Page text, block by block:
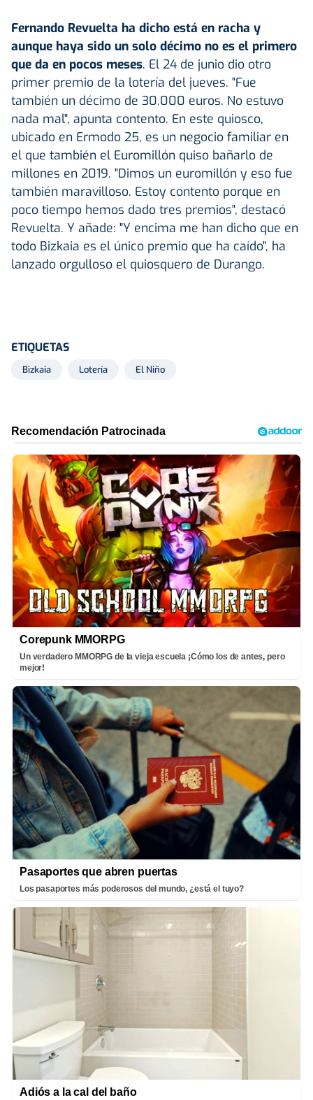
Fernando Revuelta ha dicho está en racha y
aunque haya sido un solo décimo no es el primero
que da en pocos meses. El 24 de junio dio otro
primer premio de la lotería del jueves. "Fue
también un décimo de 30.000 euros. No estuvo
nada mal", apunta contento. En este quiosco,
ubicado en Ermodo 25, es un negocio familiar en
el que también el Euromillón quiso bañarlo de
millones en 2019. "Dimos un euromillón y eso fue
también maravilloso. Estoy contento porque en
poco tiempo hemos dado tres premios", destacó
Revuelta. Y añade: "Y encima me han dicho que en
todo Bizkaia es el único premio que ha caído", ha
lanzado orgulloso el quiosquero de Durango.
ETIQUETAS
Bizkaia Lotería El Niño
Corepunk MMORPG
Un verdadero MMORPG de la vieja escuela ¡Cómo los de antes, pero
mejor!
Pasaportes que abren puertas
Los pasaportes más poderosos del mundo, ¿está el tuyo?
Adiós a la cal del baño